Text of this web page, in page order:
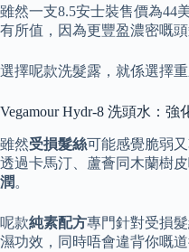
雖然一支8.5安士裝售價為44
有所值，因為更豐盈濃密嘅
選擇呢款洗髮露，就係選擇
Vegamour Hydr-8 洗頭水：強
雖然受損髮絲可能感覺脆弱
透過卡馬汀、蘆薈同木蘭樹
潤。
呢款純素配方專門針對受損
濕功效，同時唔會違背你嘅